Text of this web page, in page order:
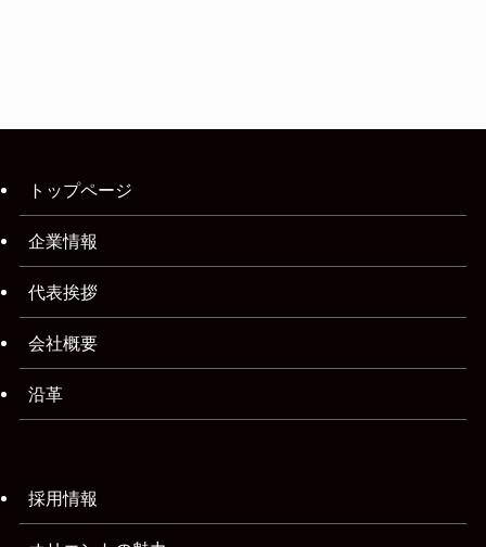
トップページ
企業情報
代表挨拶
会社概要
沿革
採用情報